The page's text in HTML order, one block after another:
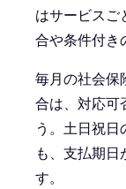
はサービスご
合や条件付き
毎月の社会保
合は、対応可
う。土日祝
も、支払期日
す。